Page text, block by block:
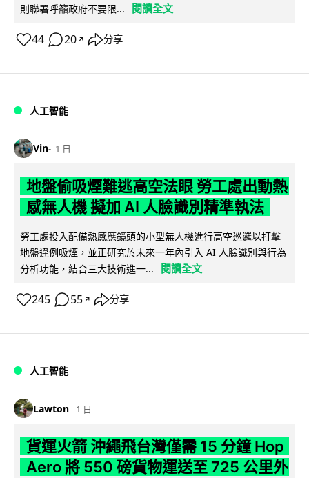
則聯署呼籲政府不要限...
閱讀全文
44 20 ↗ 分享
人工智能
Vin 1 日
地盤偷吸煙難逃高空法眼 勞工處出動熱
感無人機 擬加 AI 人臉識別精準執法
勞工處投入配備熱感應鏡頭的小型無人機進行高空巡邏以打擊
地盤違例吸煙，並正研究於未來一年內引入 AI 人臉識別與行為
分析功能，結合三大技術進一...
閱讀全文
245 55 ↗ 分享
人工智能
Lawton 1 日
貨運火箭 沖繩飛台灣僅需 15 分鐘 Hop
Aero 將 550 磅貨物運送至 725 公里外